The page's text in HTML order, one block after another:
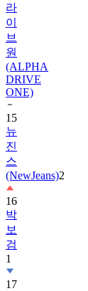
라
이
브
원
(ALPHA
DRIVE
ONE)
15
뉴
진
스
(NewJeans)2
16
박
보
검
1
17